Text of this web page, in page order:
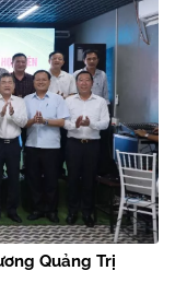
Quảng Trị